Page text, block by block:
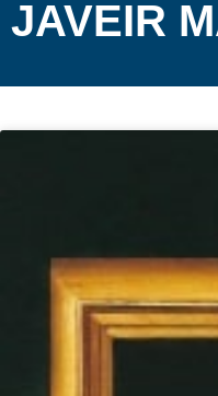
JAVEIR